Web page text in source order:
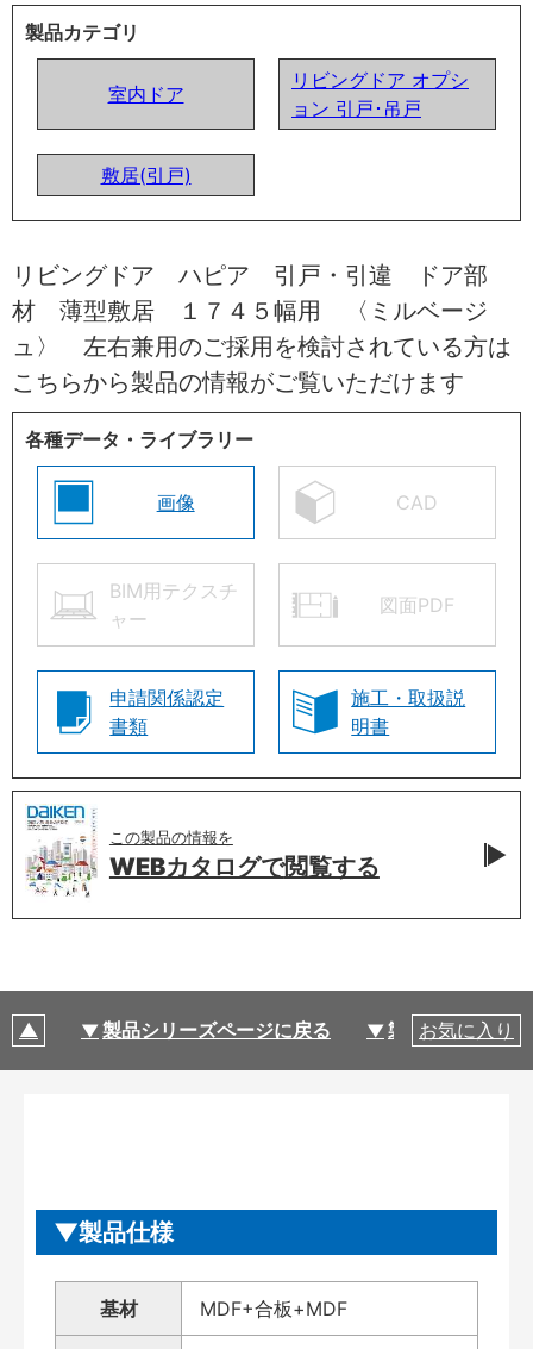
製品カテゴリ
室内ドア
リビングドア オプシ
ョン 引戸･吊戸
敷居(引戸)
リビングドア ハピア 引戸・引違 ドア部
材 薄型敷居 １７４５幅用 〈ミルベージ
ュ〉 左右兼用のご採用を検討されている方は
こちらから製品の情報がご覧いただけます
各種データ・ライブラリー
画像 CAD
BIM用テクスチ
ャー
図面PDF
申請関係認定
書類
施工・取扱説
明書
この製品の情報を
WEBカタログで閲覧する
製品シリーズページに戻る 製品仕様
お気に入り
製品仕様
基材 MDF+合板+MDF